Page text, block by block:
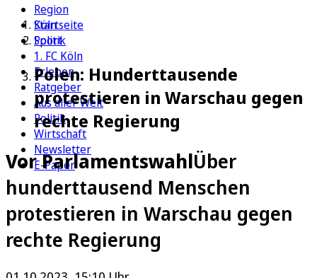
Region
Köln
Sport
1. FC Köln
Erleben
Ratgeber
Aus aller Welt
Politik
Wirtschaft
Newsletter
E-Paper
Startseite
Politik
Polen: Hunderttausende
protestieren in Warschau gegen
rechte Regierung
Vor ParlamentswahlÜber
hunderttausend Menschen
protestieren in Warschau gegen
rechte Regierung